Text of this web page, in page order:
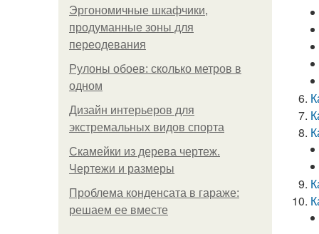
Эргономичные шкафчики,
продуманные зоны для
переодевания
Рулоны обоев: сколько метров в
одном
Дизайн интерьеров для
экстремальных видов спорта
Скамейки из дерева чертеж.
Чертежи и размеры
Проблема конденсата в гараже:
решаем ее вместе